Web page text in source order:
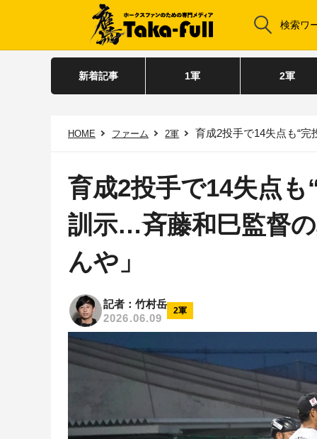
新着記事 1軍 2軍
HOME ファーム 2軍 育成2投手で14失点も“完投”
育成2投手で14失点
訓示…斉藤和巳監督
んや」
記者：竹村岳
2026.06.09
2軍